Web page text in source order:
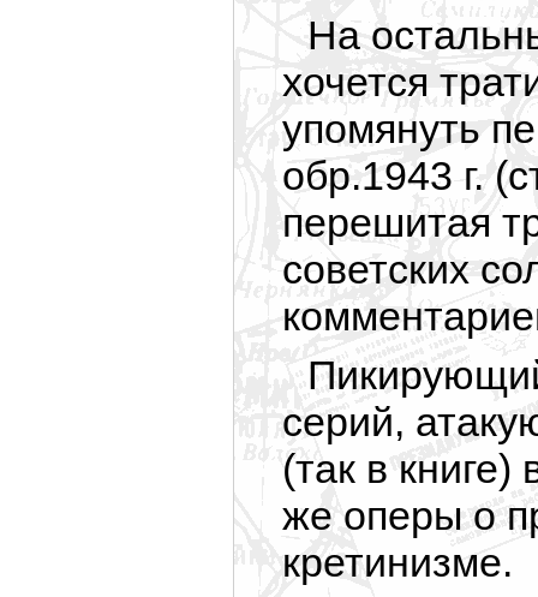
На
хочется
упомянуть
обр.1943 г.
перешитая
советских
серий,
(так в
же оперы о
кретинизме.